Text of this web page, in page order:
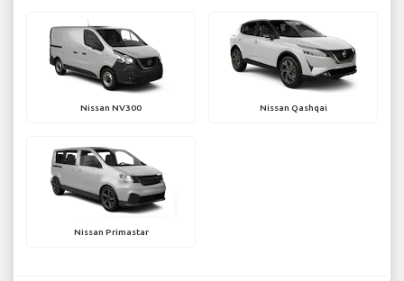
Nissan NV300 Nissan Qashqai
Nissan Primastar